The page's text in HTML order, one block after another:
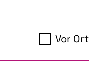
Vor Ort